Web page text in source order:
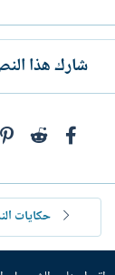
شارك هذا
فيسبوك
حكايات